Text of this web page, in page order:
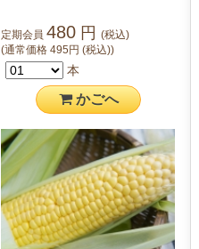
定期会員 480 円 (税込)
(通常価格 495 円 (税込))
本
かごへ